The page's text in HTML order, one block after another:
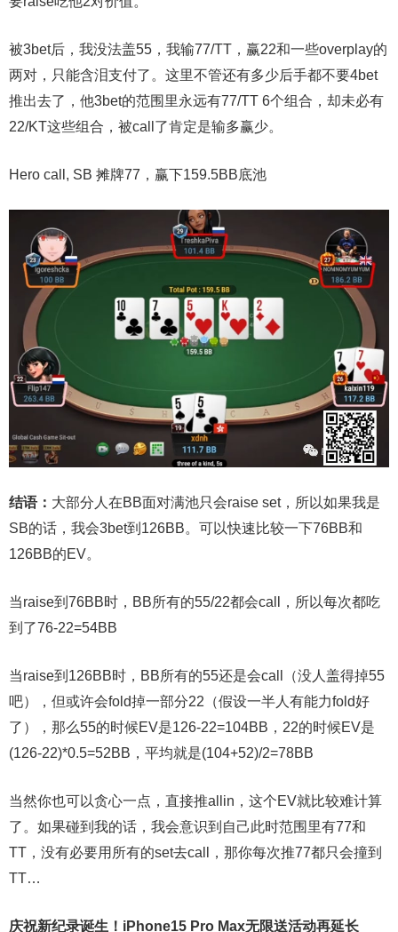
被3bet后，我没法盖55，我输77/TT，赢22和一些overplay的
两对，只能含泪支付了。这里不管还有多少后手都不要4bet
推出去了，他3bet的范围里永远有77/TT 6个组合，却未必有
22/KT这些组合，被call了肯定是输多赢少。
Hero call, SB 摊牌77，赢下159.5BB底池
结语： 大部分人在BB面对满池只会raise set，所以如果我是
SB的话，我会3bet到126BB。可以快速比较一下76BB和
126BB的EV。
当raise到76BB时，BB所有的55/22都会call，所以每次都吃
到了76-22=54BB
当raise到126BB时，BB所有的55还是会call（没人盖得掉55
吧），但或许会fold掉一部分22（假设一半人有能力fold好
了），那么55的时候EV是126-22=104BB，22的时候EV是
(126-22)*0.5=52BB，平均就是(104+52)/2=78BB
当然你也可以贪心一点，直接推allin，这个EV就比较难计算
了。如果碰到我的话，我会意识到自己此时范围里有77和
TT，没有必要用所有的set去call，那你每次推77都只会撞到
TT…
庆祝新纪录诞生！ iPhone15 Pro Max无限送活动再延长